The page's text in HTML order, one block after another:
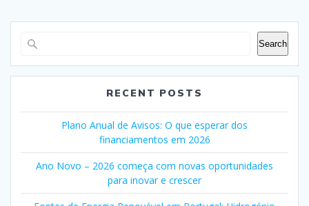
Search
RECENT POSTS
Plano Anual de Avisos: O que esperar dos
financiamentos em 2026
Ano Novo – 2026 começa com novas oportunidades
para inovar e crescer